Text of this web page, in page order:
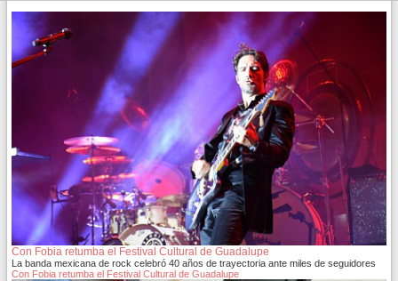
Con Fobia retumba el Festival Cultural de Guadalupe
La banda mexicana de rock celebró 40 años de trayectoria ante miles de seguidores
Con Fobia retumba el Festival Cultural de Guadalupe